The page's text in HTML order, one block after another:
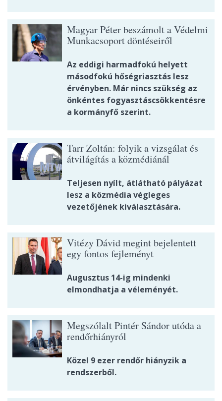
Magyar Péter beszámolt a Védelmi
Munkacsoport döntéseiről
Az eddigi harmadfokú helyett
másodfokú hőségriasztás lesz
érvényben. Már nincs szükség az
önkéntes fogyasztáscsökkentésre
a kormányfő szerint.
Tarr Zoltán: folyik a vizsgálat és
átvilágítás a közmédiánál
Teljesen nyílt, átlátható pályázat
lesz a közmédia végleges
vezetőjének kiválasztására.
Vitézy Dávid megint bejelentett
egy fontos fejleményt
Augusztus 14-ig mindenki
elmondhatja a véleményét.
Megszólalt Pintér Sándor utóda a
rendőrhiányról
Közel 9 ezer rendőr hiányzik a
rendszerből.